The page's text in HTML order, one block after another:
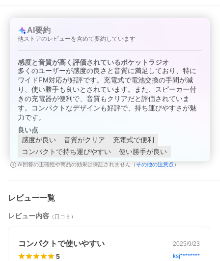
AI要約
他ストアのレビューを含めて要約しています
感度と音質が高く評価されているポケットラジオ
多くのユーザーが感度の良さと音質に満足しており、特に
ワイドFM対応が好評です。充電式で電池交換の手間が減
り、使い勝手も良いとされています。また、スピーカー付
きの充電器が便利で、音質もクリアだと評価されていま
す。コンパクトなデザインも好評で、持ち運びやすさが魅
力です。
良い点
感度が良い
音質がクリア
充電式で便利
コンパクトで持ち運びやすい
使い勝手が良い
AI回答の正確性や商品の効果は保証されません（ その他の注意点 ）
レビュー一覧
レビュー内容 （口コミ）
コンパクトで使いやすい 2025/9/23
5 ksj********